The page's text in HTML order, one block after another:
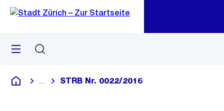
Navigation
Sprunglink
Menü
Deutsch
Blende alle Breadcrumbs ein
STRB Nr. 0022/2016